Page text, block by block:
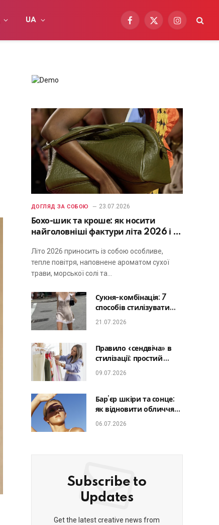
UA
Facebook
X
Instagram
ДОГЛЯД ЗА СОБОЮ 23.07.2026
Бохо-шик та кроше: як носити
найголовніші фактури літа 2026 і не
Літо 2026 приносить із собою особливе,
тепле повітря, наповнене ароматом сухої
трави, морської солі та…
Сукня-комбінація: 7
способів стилізувати
головну базу літа від
21.07.2026
Правило «сендвіча» в
стилізації: простий
лайфхак, який зробить
09.07.2026
Бар’єр шкіри та сонце:
як відновити обличчя
після відпустки та
06.07.2026
Subscribe to
Updates
Get the latest creative news from